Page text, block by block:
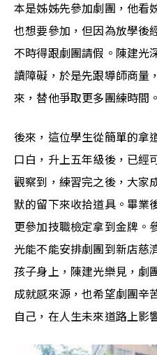
本是姊姊先參加劇團，他看
也想要參加，但因為放學後
不時得跟劇團請假。陳建光
讀障礙，於是先跟導師商量
來，替他爭取更多團練時間。
後來，這位學生從簡單的拿
口白，升上五年級後，已經
觀察到，練習完之後，大家
默的留下來收拾道具。畢業
更參加技職檢定拿到金牌。
光能不能安排劇團到新店慈
孩子身上，陳建光樂見，劇
成就感來源，也希望劇團辛
自己，在人生未來道路上影